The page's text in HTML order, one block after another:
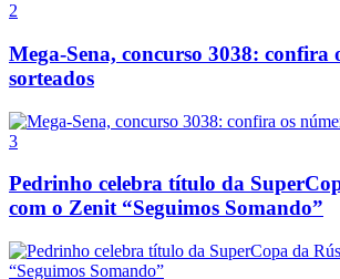
2
Mega-Sena, concurso 3038: confira
sorteados
3
Pedrinho celebra título da
com o Zenit “Seguimos Somando”